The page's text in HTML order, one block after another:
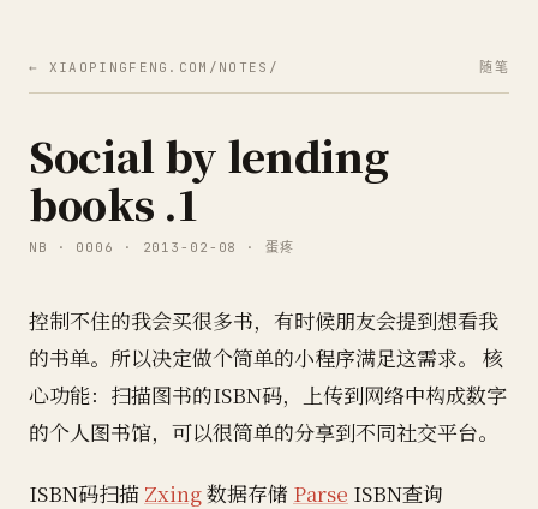
← XIAOPINGFENG.COM/NOTES/ 随笔
Social by lending
books .1
NB · 0006 · 2013-02-08 · 蛋疼
控制不住的我会买很多书，有时候朋友会提到想看我
的书单。所以决定做个简单的小程序满足这需求。 核
心功能：扫描图书的ISBN码，上传到网络中构成数字
的个人图书馆，可以很简单的分享到不同社交平台。
ISBN码扫描 Zxing数据存储 Parse ISBN查询